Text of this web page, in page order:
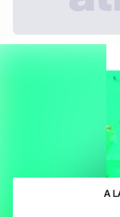
A